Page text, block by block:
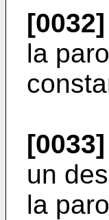
[0032]
la
[0033]
un
la